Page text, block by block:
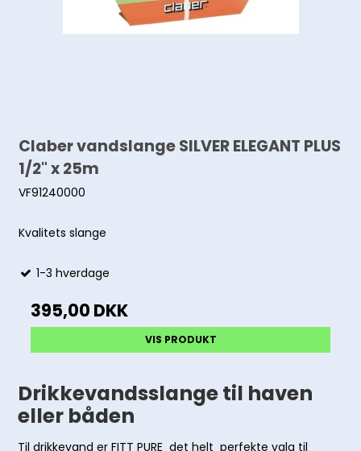
Claber vandslange SILVER ELEGANT PLUS
1/2" x 25m
VF91240000
Kvalitets slange
1-3 hverdage
395,00 DKK
VIS PRODUKT
Drikkevandsslange til haven
eller båden
Til drikkevand er FITT PURE det helt perfekte valg til